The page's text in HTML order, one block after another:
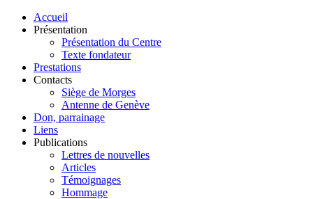
Accueil
Présentation
Présentation du Centre
Texte fondateur
Prestations
Contacts
Siège de Morges
Antenne de Genève
Don, parrainage
Liens
Publications
Lettres de nouvelles
Articles
Témoignages
Hommage